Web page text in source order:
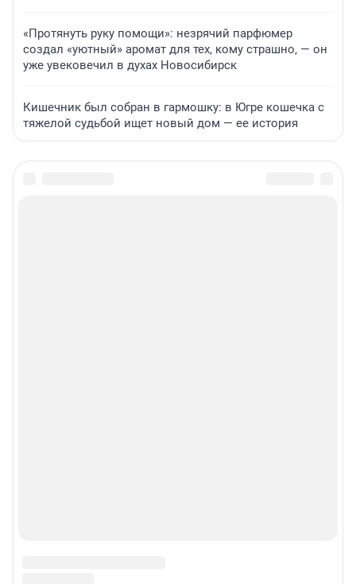
«Протянуть руку помощи»: незрячий парфюмер
создал «уютный» аромат для тех, кому страшно, — он
уже увековечил в духах Новосибирск
Кишечник был собран в гармошку: в Югре кошечка с
тяжелой судьбой ищет новый дом — ее история